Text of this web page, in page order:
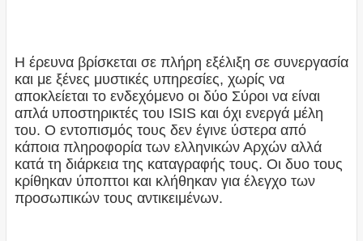
Η έρευνα βρίσκεται σε πλήρη εξέλιξη σε συνεργασία
και με ξένες μυστικές υπηρεσίες, χωρίς να
αποκλείεται το ενδεχόμενο οι δύο Σύροι να είναι
απλά υποστηρικτές του ISIS και όχι ενεργά μέλη
του. Ο εντοπισμός τους δεν έγινε ύστερα από
κάποια πληροφορία των ελληνικών Αρχών αλλά
κατά τη διάρκεια της καταγραφής τους. Οι δυο τους
κρίθηκαν ύποπτοι και κλήθηκαν για έλεγχο των
προσωπικών τους αντικειμένων.